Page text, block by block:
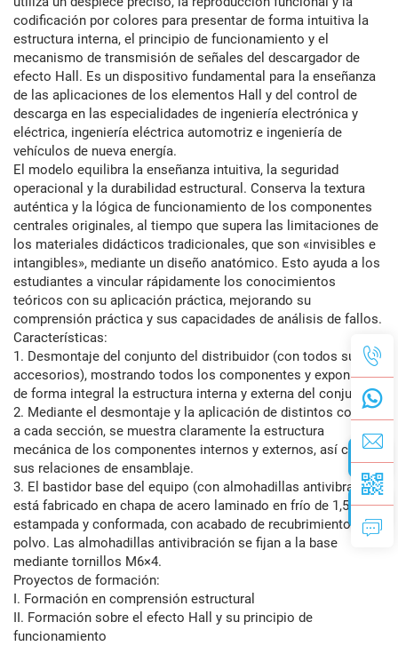
codificación por colores para presentar de forma intuitiva la
estructura interna, el principio de funcionamiento y el
mecanismo de transmisión de señales del descargador de
efecto Hall. Es un dispositivo fundamental para la enseñanza
de las aplicaciones de los elementos Hall y del control de
descarga en las especialidades de ingeniería electrónica y
eléctrica, ingeniería eléctrica automotriz e ingeniería de
vehículos de nueva energía.
El modelo equilibra la enseñanza intuitiva, la seguridad
operacional y la durabilidad estructural. Conserva la textura
auténtica y la lógica de funcionamiento de los componentes
centrales originales, al tiempo que supera las limitaciones de
los materiales didácticos tradicionales, que son «invisibles e
intangibles», mediante un diseño anatómico. Esto ayuda a los
estudiantes a vincular rápidamente los conocimientos
teóricos con su aplicación práctica, mejorando su
comprensión práctica y sus capacidades de análisis de fallos.
Características:
1. Desmontaje del conjunto del distribuidor (con todos sus
accesorios), mostrando todos los componentes y exponiendo
de forma integral la estructura interna y externa del conjunto.
2. Mediante el desmontaje y la aplicación de distintos colores
a cada sección, se muestra claramente la estructura
mecánica de los componentes internos y externos, así como
sus relaciones de ensamblaje.
3. El bastidor base del equipo (con almohadillas antivibración)
está fabricado en chapa de acero laminado en frío de 1,5 mm,
estampada y conformada, con acabado de recubrimiento en
polvo. Las almohadillas antivibración se fijan a la base
mediante tornillos M6×4.
Proyectos de formación:
I. Formación en comprensión estructural
II. Formación sobre el efecto Hall y su principio de
funcionamiento